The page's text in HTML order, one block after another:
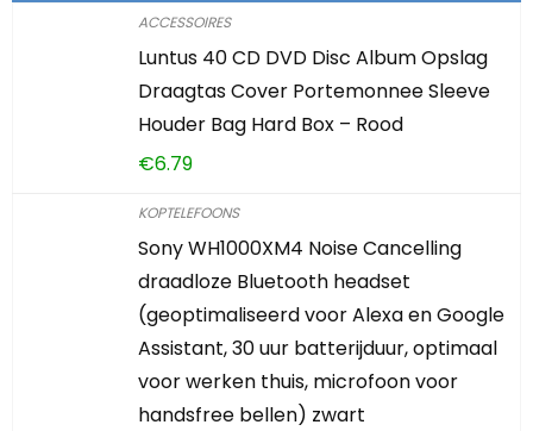
ACCESSOIRES
Luntus 40 CD DVD Disc Album Opslag
Draagtas Cover Portemonnee Sleeve
Houder Bag Hard Box – Rood
€6.79
KOPTELEFOONS
Sony WH1000XM4 Noise Cancelling
draadloze Bluetooth headset
(geoptimaliseerd voor Alexa en Google
Assistant, 30 uur batterijduur, optimaal
voor werken thuis, microfoon voor
handsfree bellen) zwart